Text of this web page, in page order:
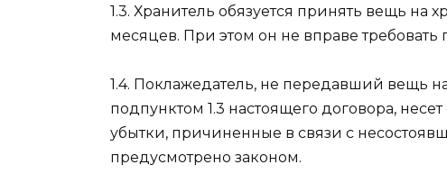
1.3. Хранитель обязуется принять вещь на
месяцев. При этом он не вправе
1.4. Поклажедатель, не передавший вещь
подпунктом 1.3 настоящего договора,
убытки, причиненные в связи с
предусмотрено законом.